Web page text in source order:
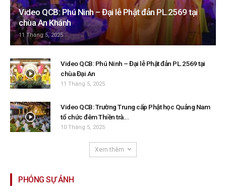
Video QCB: Phú Ninh – Đại lễ Phật đản PL.2569 tại
chùa An Khánh
11 Tháng 5, 2025
Video QCB: Phú Ninh – Đại lễ Phật đản PL.2569 tại
chùa Đại An
11 Tháng 5, 2025
Video QCB: Trường Trung cấp Phật học Quảng Nam
tổ chức đêm Thiền trà...
10 Tháng 5, 2025
Xem thêm
PHÓNG SỰ ẢNH